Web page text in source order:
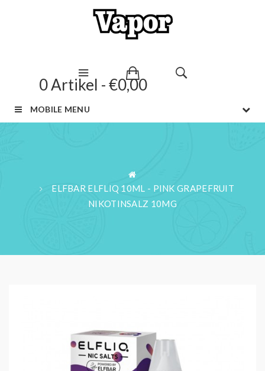
0 Artikel - €0,00
MOBILE MENU
ELFBAR ELFLIQ 10ML - PINK GRAPEFRUIT
NIKOTINSALZ 10MG